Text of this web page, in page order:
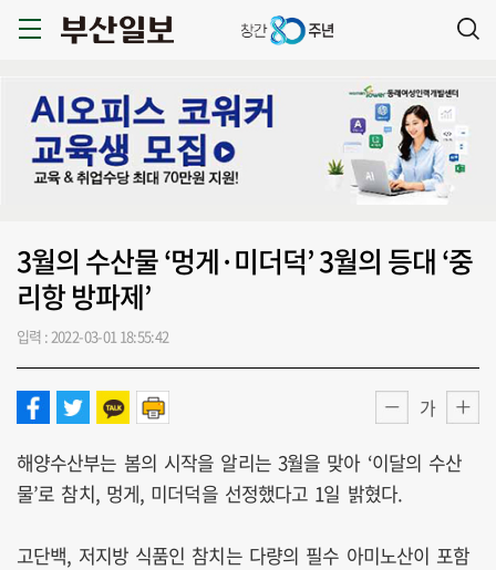
3월의 수산물 ‘멍게·미더덕’ 3월의 등대 ‘중
리항 방파제’
입력 : 2022-03-01 18:55:42
가
해양수산부는 봄의 시작을 알리는 3월을 맞아 ‘이달의 수산
물’로 참치, 멍게, 미더덕을 선정했다고 1일 밝혔다.
고단백, 저지방 식품인 참치는 다량의 필수 아미노산이 포함